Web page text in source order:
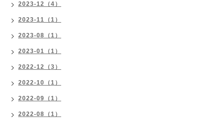
2023-12（4）
2023-11（1）
2023-08（1）
2023-01（1）
2022-12（3）
2022-10（1）
2022-09（1）
2022-08（1）